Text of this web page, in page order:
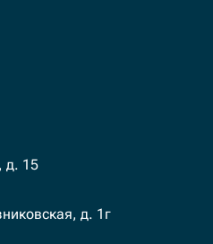
д. 15
д. 1г